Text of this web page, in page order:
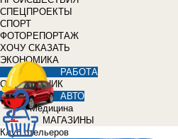
СПЕЦПРОЕКТЫ
СПОРТ
ФОТОРЕПОРТАЖ
ХОЧУ СКАЗАТЬ
ЭКОНОМИКА
РАБОТА
СПРАВОЧНИК
АВТО
Медицина
МАГАЗИНЫ
Клуб отельеров